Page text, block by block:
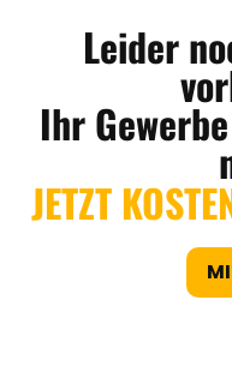
Leider
Ihr
JETZT